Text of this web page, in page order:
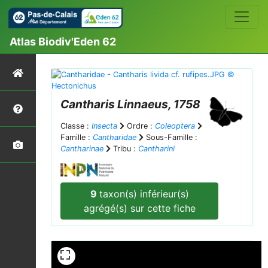
Atlas Biodiv'Eden 62
Cantharis Linnaeus, 1758
Classe : Insecta Ordre : Coleoptera
Famille : Cantharidae
Sous-Famille :
Cantharinae
Tribu : Cantharini
9 taxon(s) inférieur(s)
agrégé(s) sur cette fiche